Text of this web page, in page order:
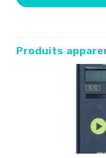
Produits